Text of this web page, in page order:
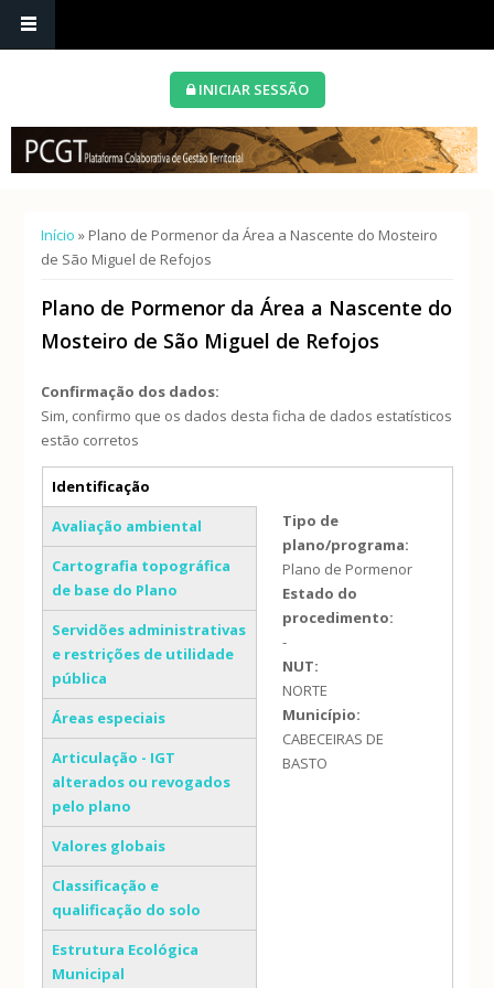
INICIAR SESSÃO
Está aqui
Início » Plano de Pormenor da Área a Nascente do Mosteiro
de São Miguel de Refojos
Plano de Pormenor da Área a Nascente do
Mosteiro de São Miguel de Refojos
Confirmação dos dados:
Sim, confirmo que os dados desta ficha de dados estatísticos
estão corretos
Separadores verticais
Identificação
(separador ativo)
Avaliação ambiental
Cartografia topográfica
de base do Plano
Servidões administrativas
e restrições de utilidade
pública
Áreas especiais
Articulação - IGT
alterados ou revogados
pelo plano
Valores globais
Classificação e
qualificação do solo
Estrutura Ecológica
Municipal
Tipo de
plano/programa:
Plano de Pormenor
Estado do
procedimento:
-
NUT:
NORTE
Município:
CABECEIRAS DE
BASTO